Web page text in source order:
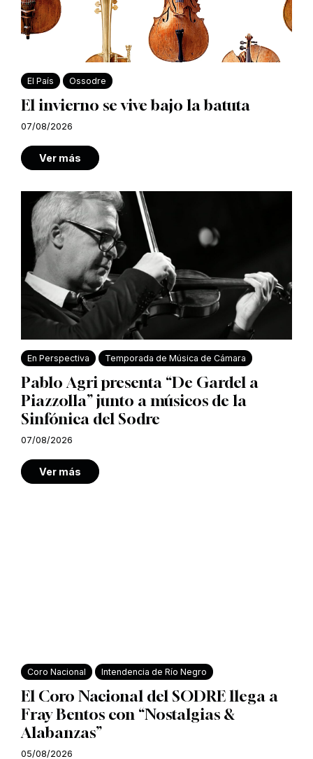
El País Ossodre
El invierno se vive bajo la batuta
07/08/2026
Ver más
En Perspectiva Temporada de Música de Cámara
Pablo Agri presenta “De Gardel a
Piazzolla” junto a músicos de la
Sinfónica del Sodre
07/08/2026
Ver más
Coro Nacional Intendencia de Río Negro
El Coro Nacional del SODRE llega a
Fray Bentos con “Nostalgias &
Alabanzas”
05/08/2026